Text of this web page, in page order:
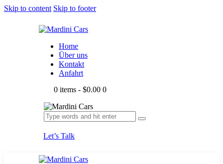
Skip to content Skip to footer
Home
Über uns
Kontakt
Anfahrt
0 items - $0.00 0
Let’s Talk